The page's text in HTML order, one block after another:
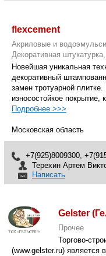
flexcement
Акриловые и
Декоративная
Новейшая уникальная
декоративный
замен тротуарной
износостойкое
Подробнее >>>
Московская область
+7(925)8009300,
Терехин Артем
Написать
Gelster
Прочее
Торгово-
(www.gelster.ru)